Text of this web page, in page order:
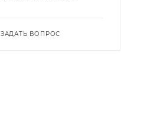
ЗАДАТЬ ВОПРОС